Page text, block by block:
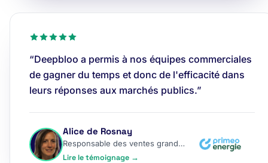
“Deepbloo a permis à nos équipes commerciales
de gagner du temps et donc de l'efficacité dans
leurs réponses aux marchés publics.”
Alice de Rosnay
Responsable des ventes grands comptes
Lire le témoignage →